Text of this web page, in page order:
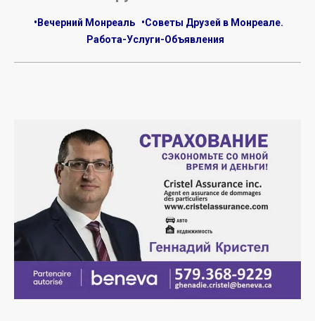
•Вечерний Монреаль
•Советы Друзей в Монреале.
Работа-Услуги-Объявления